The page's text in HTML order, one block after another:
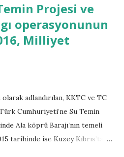
sistem oluşur ve mevcut
ve halkı, modern çağa uygun
yönetir. Kuzey
yazıp çizdiği, konuştuğu,
diye adlandır...
Projesi ve
operasyonunun
Milliyet
adlandırılan, KKTC ve TC
Cumhuriyeti’ne Su Temin
Ala köprü Barajı’nın temeli
tarihinde ise Kuzey Kıbrıs’taki